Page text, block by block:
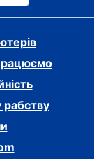
рабству